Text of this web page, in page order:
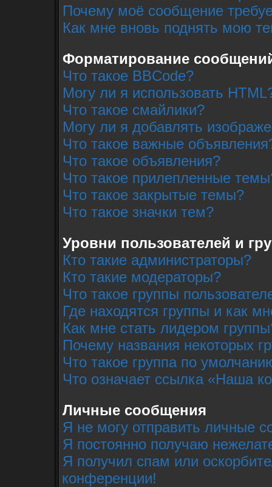
Почему моё сообщение
Как мне вновь поднять мою
Форматирование
Что такое BBCode?
Могу ли я использовать
Что такое смайлики?
Могу ли я добавлять
Что такое важные
Что такое объявления?
Что такое прилепленные
Что такое закрытые темы?
Что такое значки тем?
Уровни пользователей и
Кто такие администраторы?
Кто такие модераторы?
Что такое группы
Где находятся группы и как
Как мне стать лидером
Почему названия некоторых
Что такое группа по
Что означает ссылка «Наша
Личные сообщения
Я не могу отправить личные
Я постоянно получаю
Я получил спам или
конференции!